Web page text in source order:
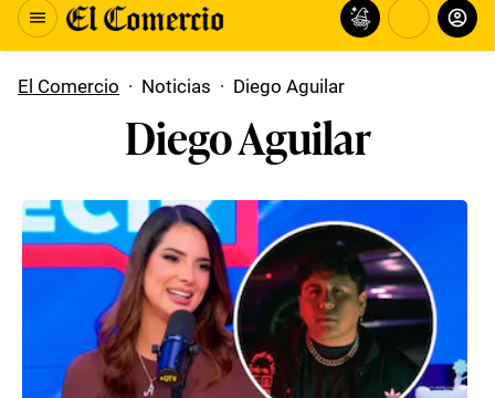
El Comercio · Noticias · Diego Aguilar
Diego Aguilar